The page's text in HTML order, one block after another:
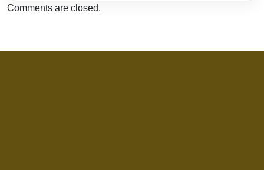
Comments are closed.